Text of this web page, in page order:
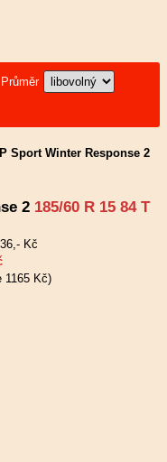
Průměr
Sport Winter Response 2
2 185/60 R 15 84 T
Kč
1165 Kč)